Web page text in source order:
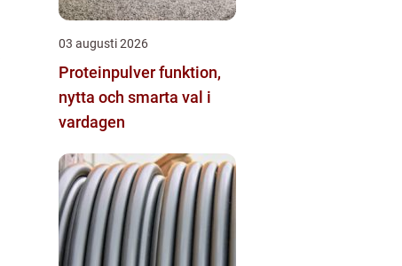
03 augusti 2026
Proteinpulver funktion,
nytta och smarta val i
vardagen